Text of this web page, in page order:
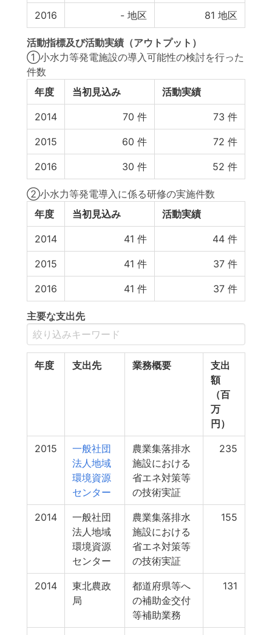
2016 - 地区 81 地区
活動指標及び活動実績 （アウトプット）
①小水力等発電施設の導入可能性の検討を行った
件数
年度
当初見込み 活動実績
2014 70 件 73 件
2015 60 件 72 件
2016 30 件 52 件
②小水力等発電導入に係る研修の実施件数
年度
当初見込み 活動実績
2014 41 件 44 件
2015 41 件 37 件
2016 41 件 37 件
主要な支出先
年度 支出先 業務概要
支出
額
（百
万
円）
2015
一般社団
法人地域
環境資源
センター
農業集落排水
施設における
省エネ対策等
の技術実証
235
2014
一般社団
法人地域
環境資源
センター
農業集落排水
施設における
省エネ対策等
の技術実証
155
2014
東北農政
局
都道府県等へ
の補助金交付
等補助業務
131